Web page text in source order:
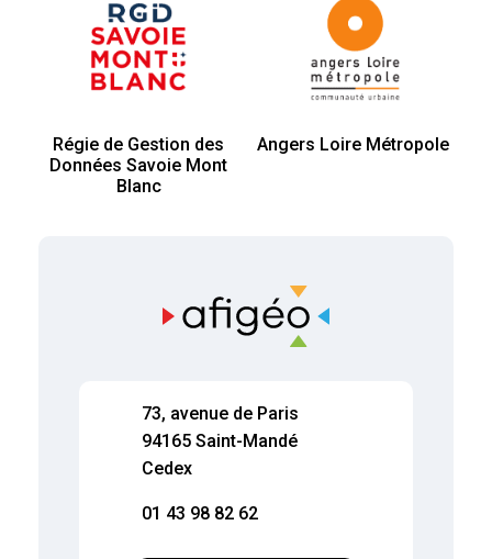
Régie de Gestion des
Données Savoie Mont
Blanc
Angers Loire Métropole
73, avenue de Paris
94165 Saint-Mandé
Cedex
01 43 98 82 62